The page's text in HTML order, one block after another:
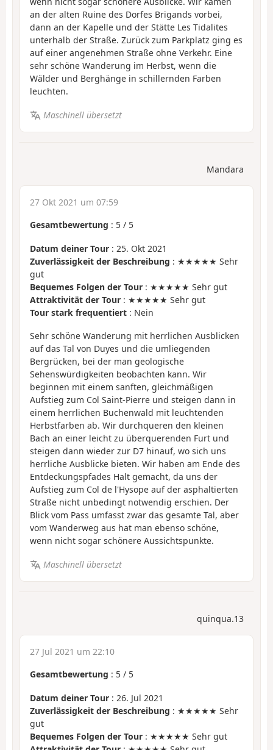
an der alten Ruine des Dorfes Brigands vorbei,
dann an der Kapelle und der Stätte Les Tidalites
unterhalb der Straße. Zurück zum Parkplatz ging es
auf einer angenehmen Straße ohne Verkehr. Eine
sehr schöne Wanderung im Herbst, wenn die
Wälder und Berghänge in schillernden Farben
leuchten.
Maschinell übersetzt
Mandara
27 Okt 2021 um 07:59
Gesamtbewertung : 5 / 5
Datum deiner Tour : 25. Okt 2021
Zuverlässigkeit der Beschreibung : ★★★★★ Sehr
gut
Bequemes Folgen der Tour : ★★★★★ Sehr gut
Attraktivität der Tour : ★★★★★ Sehr gut
Tour stark frequentiert : Nein
Sehr schöne Wanderung mit herrlichen Ausblicken
auf das Tal von Duyes und die umliegenden
Bergrücken, bei der man geologische
Sehenswürdigkeiten beobachten kann. Wir
beginnen mit einem sanften, gleichmäßigen
Aufstieg zum Col Saint-Pierre und steigen dann in
einem herrlichen Buchenwald mit leuchtenden
Herbstfarben ab. Wir durchqueren den kleinen
Bach an einer leicht zu überquerenden Furt und
steigen dann wieder zur D7 hinauf, wo sich uns
herrliche Ausblicke bieten. Wir haben am Ende des
Entdeckungspfades Halt gemacht, da uns der
Aufstieg zum Col de l'Hysope auf der asphaltierten
Straße nicht unbedingt notwendig erschien. Der
Blick vom Pass umfasst zwar das gesamte Tal, aber
vom Wanderweg aus hat man ebenso schöne,
wenn nicht sogar schönere Aussichtspunkte.
Maschinell übersetzt
quinqua.13
27 Jul 2021 um 22:10
Gesamtbewertung : 5 / 5
Datum deiner Tour : 26. Jul 2021
Zuverlässigkeit der Beschreibung : ★★★★★ Sehr
gut
Bequemes Folgen der Tour : ★★★★★ Sehr gut